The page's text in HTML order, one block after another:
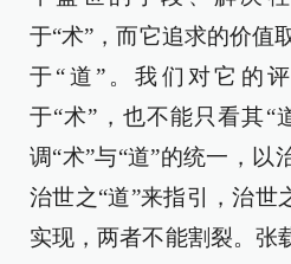
于“术”，而它追求的价值
于“道”。我们对它的
于“术”，也不能只看其“
调“术”与“道”的统一，以
治世之“道”来指引，治世
实现，两者不能割裂。张